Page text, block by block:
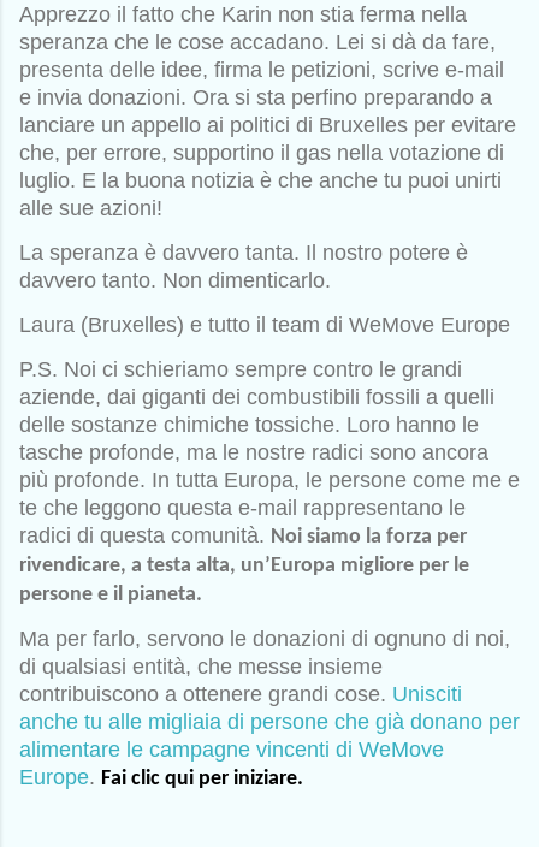
Apprezzo il fatto che Karin non stia ferma nella
speranza che le cose accadano. Lei si dà da fare,
presenta delle idee, firma le petizioni, scrive e-mail
e invia donazioni. Ora si sta perfino preparando a
lanciare un appello ai politici di Bruxelles per evitare
che, per errore, supportino il gas nella votazione di
luglio. E la buona notizia è che anche tu puoi unirti
alle sue azioni!
La speranza è davvero tanta. Il nostro potere è
davvero tanto. Non dimenticarlo.
Laura (Bruxelles) e tutto il team di WeMove Europe
P.S. Noi ci schieriamo sempre contro le grandi
aziende, dai giganti dei combustibili fossili a quelli
delle sostanze chimiche tossiche. Loro hanno le
tasche profonde, ma le nostre radici sono ancora
più profonde. In tutta Europa, le persone come me e
te che leggono questa e-mail rappresentano le
radici di questa comunità. Noi siamo la forza per
rivendicare, a testa alta, un’Europa migliore per le
persone e il pianeta.
Ma per farlo, servono le donazioni di ognuno di noi,
di qualsiasi entità, che messe insieme
contribuiscono a ottenere grandi cose. Unisciti
anche tu alle migliaia di persone che già donano per
alimentare le campagne vincenti di WeMove
Europe. Fai clic qui per iniziare.